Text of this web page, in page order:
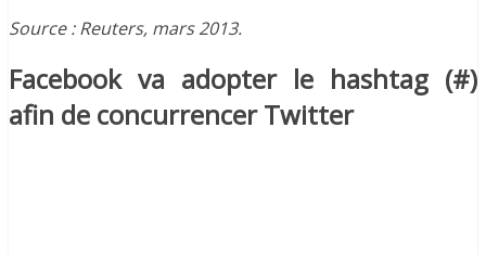
Source : Reuters, mars 2013.
Facebook va adopter le hashtag (#)
afin de concurrencer Twitter